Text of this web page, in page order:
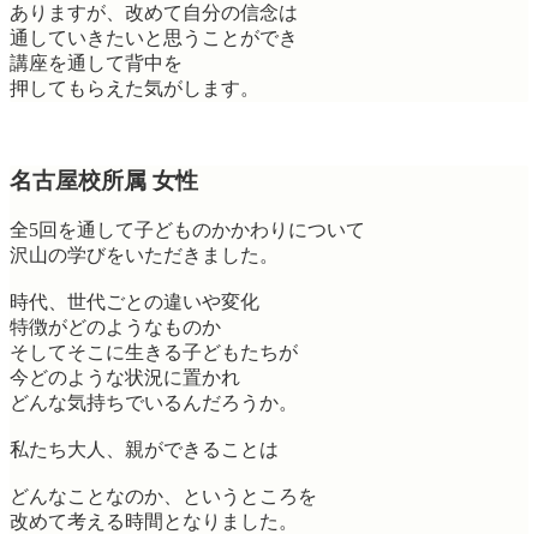
ありますが、改めて自分の信念は
通していきたいと思うことができ
講座を通して背中を
押してもらえた気がします。
名古屋校所属 女性
全5回を通して子どものかかわりについて
沢山の学びをいただきました。
時代、世代ごとの違いや変化
特徴がどのようなものか
そしてそこに生きる子どもたちが
今どのような状況に置かれ
どんな気持ちでいるんだろうか。
私たち大人、親ができることは
どんなことなのか、というところを
改めて考える時間となりました。